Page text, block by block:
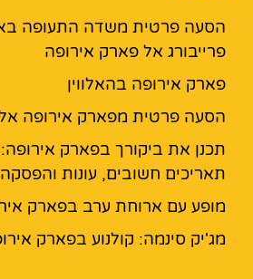
הסעה פרטית משדה התעופה
פרייבורג אל פארק אירופה
פארק אירופה בהאלווין
הסעה פרטית מפארק אירופה
תכנן את ביקורך בפארק
תאריכים חשובים, עונות והפסקה
מופע עם ארוחת ערב בפארק
מג'יק סינמה: קולנוע בפארק